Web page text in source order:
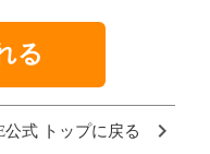
る
式 トップに戻る